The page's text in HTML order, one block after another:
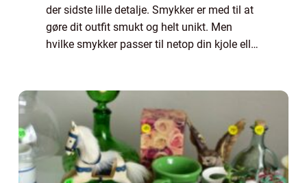
der sidste lille detalje. Smykker er med til at
gøre dit outfit smukt og helt unikt. Men
hvilke smykker passer til netop din kjole eller